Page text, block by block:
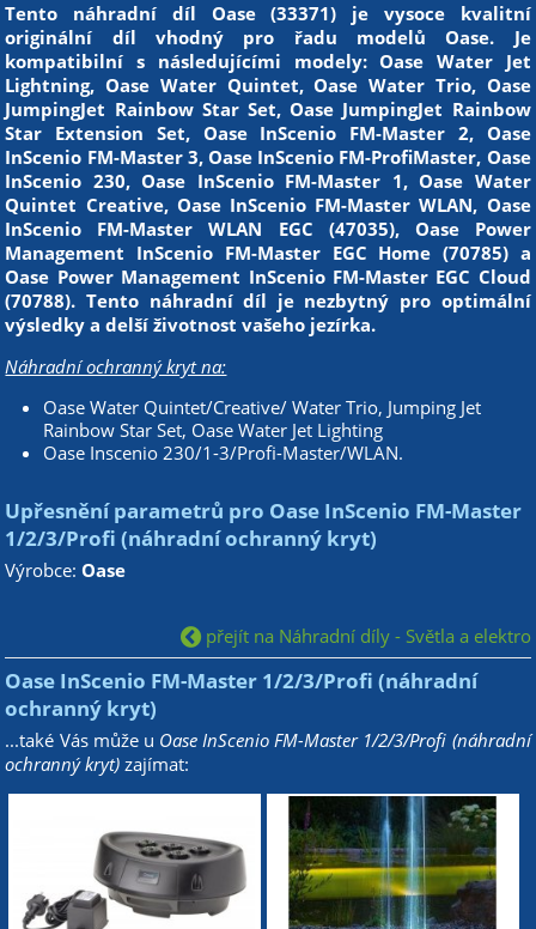
Tento náhradní díl Oase (33371) je vysoce kvalitní
originální díl vhodný pro řadu modelů Oase. Je
kompatibilní s následujícími modely: Oase Water Jet
Lightning, Oase Water Quintet, Oase Water Trio, Oase
JumpingJet Rainbow Star Set, Oase JumpingJet Rainbow
Star Extension Set, Oase InScenio FM-Master 2, Oase
InScenio FM-Master 3, Oase InScenio FM-ProfiMaster, Oase
InScenio 230, Oase InScenio FM-Master 1, Oase Water
Quintet Creative, Oase InScenio FM-Master WLAN, Oase
InScenio FM-Master WLAN EGC (47035), Oase Power
Management InScenio FM-Master EGC Home (70785) a
Oase Power Management InScenio FM-Master EGC Cloud
(70788). Tento náhradní díl je nezbytný pro optimální
výsledky a delší životnost vašeho jezírka.
Náhradní ochranný kryt na:
Oase Water Quintet/Creative/ Water Trio, Jumping Jet
Rainbow Star Set, Oase Water Jet Lighting
Oase Inscenio 230/1-3/Profi-Master/WLAN.
Upřesnění parametrů pro Oase InScenio FM-Master
1/2/3/Profi (náhradní ochranný kryt)
Výrobce:Oase
přejít na Náhradní díly - Světla a elektro
Oase InScenio FM-Master 1/2/3/Profi (náhradní
ochranný kryt)
...také Vás může u Oase InScenio FM-Master 1/2/3/Profi (náhradní
ochranný kryt) zajímat: